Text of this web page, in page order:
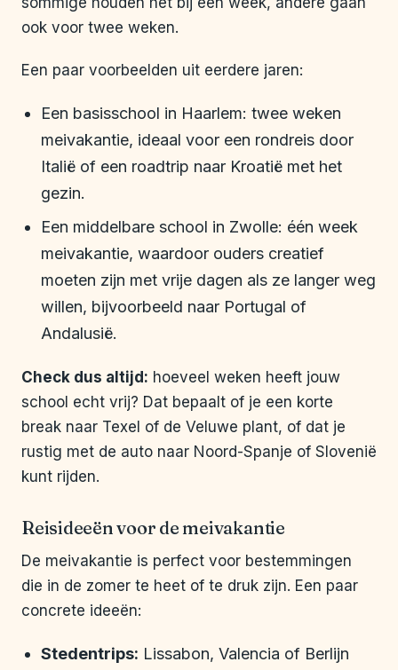
ook voor twee weken.
Een paar voorbeelden uit eerdere jaren:
Een basisschool in Haarlem: twee weken
meivakantie, ideaal voor een rondreis door
Italië of een roadtrip naar Kroatië met het
gezin.
Een middelbare school in Zwolle: één week
meivakantie, waardoor ouders creatief
moeten zijn met vrije dagen als ze langer weg
willen, bijvoorbeeld naar Portugal of
Andalusië.
Check dus altijd: hoeveel weken heeft jouw
school echt vrij? Dat bepaalt of je een korte
break naar Texel of de Veluwe plant, of dat je
rustig met de auto naar Noord-Spanje of Slovenië
kunt rijden.
Reisideeën voor de meivakantie
De meivakantie is perfect voor bestemmingen
die in de zomer te heet of te druk zijn. Een paar
concrete ideeën:
Stedentrips: Lissabon, Valencia of Berlijn